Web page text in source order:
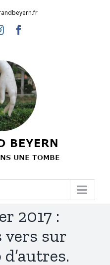
Instagram
2017 :
vers sur